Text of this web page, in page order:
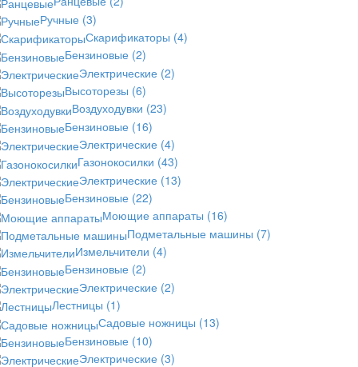
Ручные (3)
Скарификаторы (4)
Бензиновые (2)
Электрические (2)
Высоторезы (6)
Воздуходувки (23)
Бензиновые (16)
Электрические (4)
Газонокосилки (43)
Электрические (13)
Бензиновые (22)
Моющие аппараты (16)
Подметальные машины (7)
Измельчители (4)
Бензиновые (2)
Электрические (2)
Лестницы (1)
Садовые ножницы (13)
Бензиновые (10)
Электрические (3)